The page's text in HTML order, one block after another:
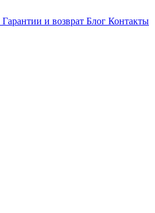
Гарантии и возврат Блог Контакты